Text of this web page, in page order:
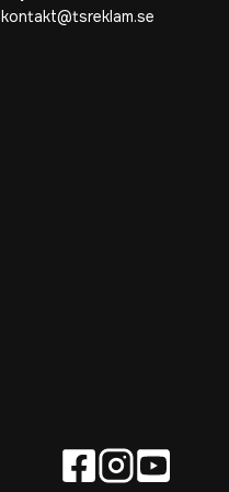
kontakt@tsreklam.se